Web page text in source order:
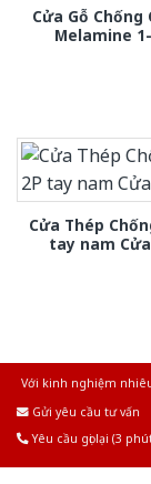
Cửa Gỗ Chống
Melamine
Cửa Thép
tay nam
Với kinh nghiệm
Gửi yêu cầu tư vấn
Yêu cầu gọi lại (3